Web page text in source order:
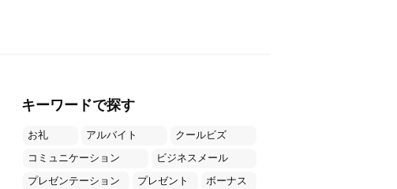
キーワードで探す
お礼 アルバイト
クールビズ
コミュニケーション
ビジネスメール
プレゼンテーション
プレゼント
ボーナス